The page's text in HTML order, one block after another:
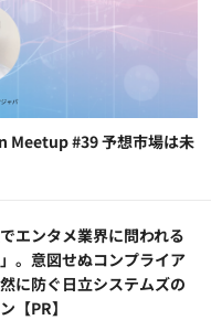
Meetup #39 予想市場は未
エンタメ業界に問われる
」。意図せぬコンプライア
に防ぐ日立システムズの
【PR】